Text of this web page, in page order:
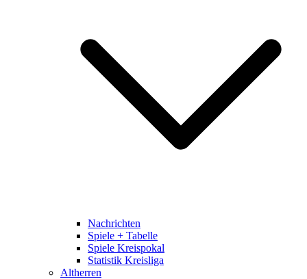
Nachrichten
Spiele + Tabelle
Spiele Kreispokal
Statistik Kreisliga
Altherren